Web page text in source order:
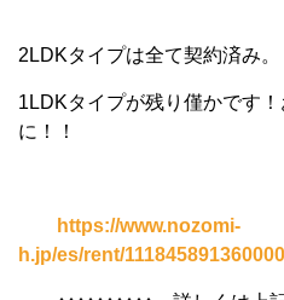
2LDKタイプは全て契約済み。
1LDKタイプが残り僅かです！
に！！
https://www.nozomi-
h.jp/es/rent/